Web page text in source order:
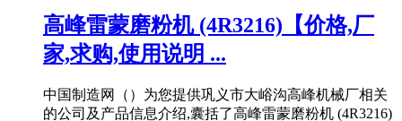
高峰雷蒙磨粉机 (4R3216)【价格,厂
家,求购,使用说明 ...
中国制造网（）为您提供巩义市大峪沟高峰机械厂相关
的公司及产品信息介绍,囊括了高峰雷蒙磨粉机 (4R3216)